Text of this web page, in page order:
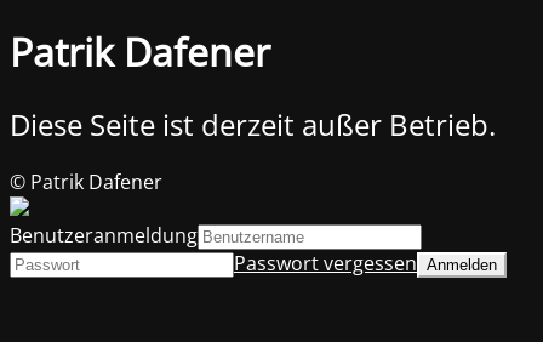
Patrik Dafener
Diese Seite ist derzeit außer Betrieb.
© Patrik Dafener
Benutzeranmeldung
Passwort vergessen